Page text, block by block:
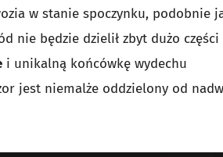
w stanie spoczynku, podobnie
nie będzie dzielił zbyt dużo części
i unikalną końcówkę wydechu
jest niemalże oddzielony od